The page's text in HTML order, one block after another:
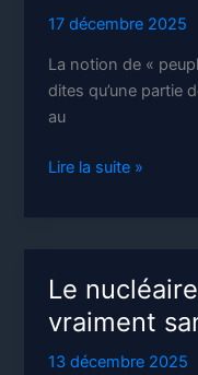
17 décembre 2025
La notion de «
dites qu’une partie
au
Éviter
Lire la suite »
Le
vraiment
13 décembre 2025